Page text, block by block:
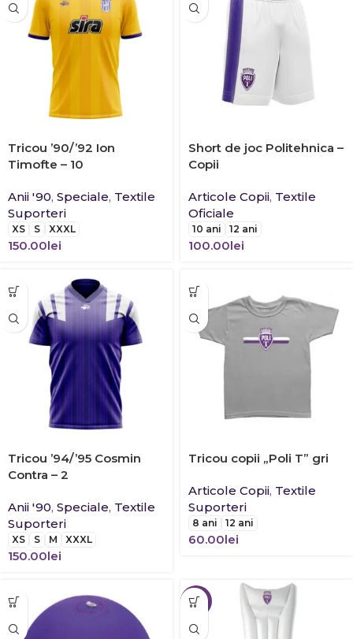
Tricou ’90/’92 Ion
Timofte – 10
Anii '90, Speciale, Textile
Suporteri
XS S XXXL
150.00lei
Short de joc Politehnica –
Copii
Articole Copii, Textile
Oficiale
10 ani 12 ani
100.00lei
Tricou ’94/’95 Cosmin
Contra – 2
Anii '90, Speciale, Textile
Suporteri
XS S M XXXL
150.00lei
Tricou copii „Poli T” gri
Articole Copii, Textile
Suporteri
8 ani 12 ani
60.00lei
-14%